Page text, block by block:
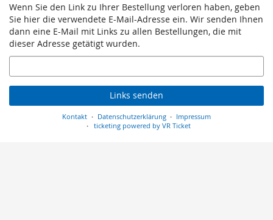
Wenn Sie den Link zu Ihrer Bestellung verloren haben, geben
Sie hier die verwendete E-Mail-Adresse ein. Wir senden Ihnen
dann eine E-Mail mit Links zu allen Bestellungen, die mit
dieser Adresse getätigt wurden.
E-
Mail
Links senden
Kontakt Datenschutzerklärung
Impressum
ticketing powered by VR Ticket